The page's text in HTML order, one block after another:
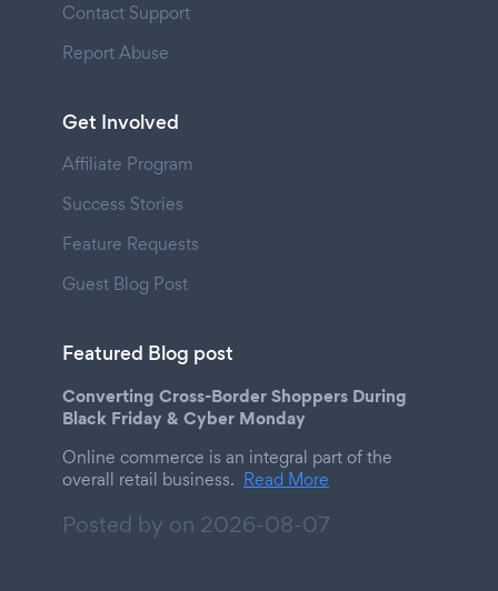
Contact Support
Report Abuse
Get Involved
Affiliate Program
Success Stories
Feature Requests
Guest Blog Post
Featured Blog post
Converting Cross-Border Shoppers During
Black Friday & Cyber Monday
Online commerce is an integral part of the
overall retail business. Read More
Posted by on 2026-08-07